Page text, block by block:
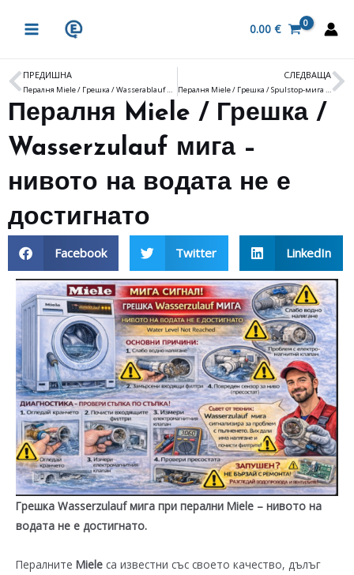
MENU
0.00 €
Prev
ПРЕДИШНА
Пералня Miele / Грешка / Wasserablauf мига – няма източване на водата
СЛЕДВАЩА
Пералня Miele / Грешка / Spulstop-мига – аквастоп
Пералня Miele / Грешка /
Wasserzulauf мига –
нивото на водата не е
достигнато
Facebook Twitter LinkedIn
Грешка Wasserzulauf мига при перални Miele – нивото на
водата не е достигнато.
Пералните Miele са известни със своето качество, дълъг